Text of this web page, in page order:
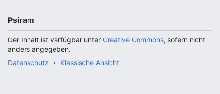
Psiram
Der Inhalt ist verfügbar unter Creative Commons, sofern nicht
anders angegeben.
Datenschutz
Klassische Ansicht